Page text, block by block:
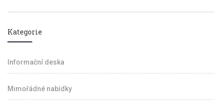
Kategorie
Informační deska
Mimořádné nabídky